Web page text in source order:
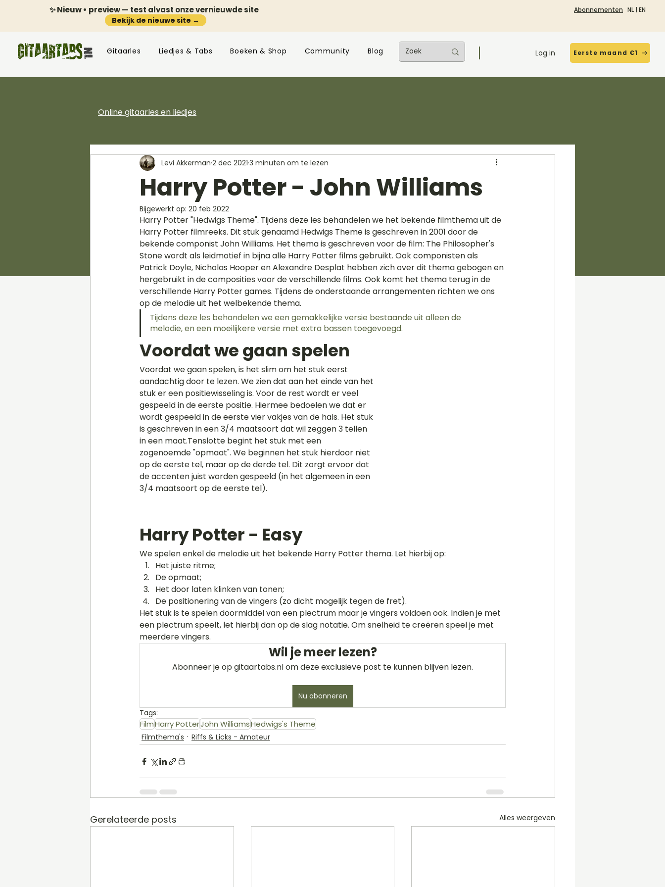
✨ Nieuw • preview — test alvast onze vernieuwde site
Bekijk de nieuwe site →
Abonnementen NL | EN
Gitaarles Liedjes & Tabs Boeken & Shop Community Blog Log in Eerste maand €1
Online gitaarles en liedjes
Harry Potter - John Williams
Levi Akkerman 2 dec 2021 3 minuten om te lezen
Bijgewerkt op: 20 feb 2022
Harry Potter "Hedwigs Theme". Tijdens deze les behandelen we het bekende filmthema uit de
Harry Potter filmreeks. Dit stuk genaamd Hedwigs Theme is geschreven in 2001 door de
bekende componist John Williams. Het thema is geschreven voor de film: The Philosopher's
Stone wordt als leidmotief in bijna alle Harry Potter films gebruikt. Ook componisten als
Patrick Doyle, Nicholas Hooper en Alexandre Desplat hebben zich over dit thema gebogen en
hergebruikt in de composities voor de verschillende films. Ook komt het thema terug in de
verschillende Harry Potter games. Tijdens de onderstaande arrangementen richten we ons
op de melodie uit het welbekende thema.
Tijdens deze les behandelen we een gemakkelijke versie bestaande uit alleen de
melodie, en een moeilijkere versie met extra bassen toegevoegd.
Voordat we gaan spelen
Voordat we gaan spelen, is het slim om het stuk eerst
aandachtig door te lezen. We zien dat aan het einde van het
stuk er een positiewisseling is. Voor de rest wordt er veel
gespeeld in de eerste positie. Hiermee bedoelen we dat er
wordt gespeeld in de eerste vier vakjes van de hals. Het stuk
is geschreven in een 3/4 maatsoort dat wil zeggen 3 tellen
in een maat.Tenslotte begint het stuk met een
zogenoemde "opmaat". We beginnen het stuk hierdoor niet
op de eerste tel, maar op de derde tel. Dit zorgt ervoor dat
de accenten juist worden gespeeld (in het algemeen in een
3/4 maatsoort op de eerste tel).
Harry Potter - Easy
We spelen enkel de melodie uit het bekende Harry Potter thema. Let hierbij op:
Het juiste ritme;
De opmaat;
Het door laten klinken van tonen;
De positionering van de vingers (zo dicht mogelijk tegen de fret).
Het stuk is te spelen doormiddel van een plectrum maar je vingers voldoen ook. Indien je met
een plectrum speelt, let hierbij dan op de slag notatie. Om snelheid te creëren speel je met
meerdere vingers.
Wil je meer lezen?
Abonneer je op gitaartabs.nl om deze exclusieve post te kunnen blijven lezen.
Nu abonneren
Tags:
FilmHarry PotterJohn WilliamsHedwigs's Theme
Filmthema's Riffs & Licks - Amateur
Gerelateerde posts Alles weergeven